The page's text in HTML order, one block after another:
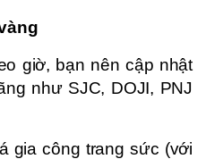
giờ, bạn nên cập nhật
như SJC, DOJI, PNJ
gia công trang sức (với